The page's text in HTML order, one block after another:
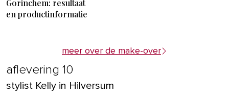
Gorinchem: resultaat
en productinformatie
meer over de make-over
aflevering 10
stylist Kelly in Hilversum